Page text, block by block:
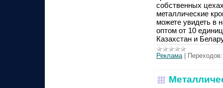
собственных
металлические
можете увидеть в
оптом от 10
Казахстан и
Реклама| Переходов: